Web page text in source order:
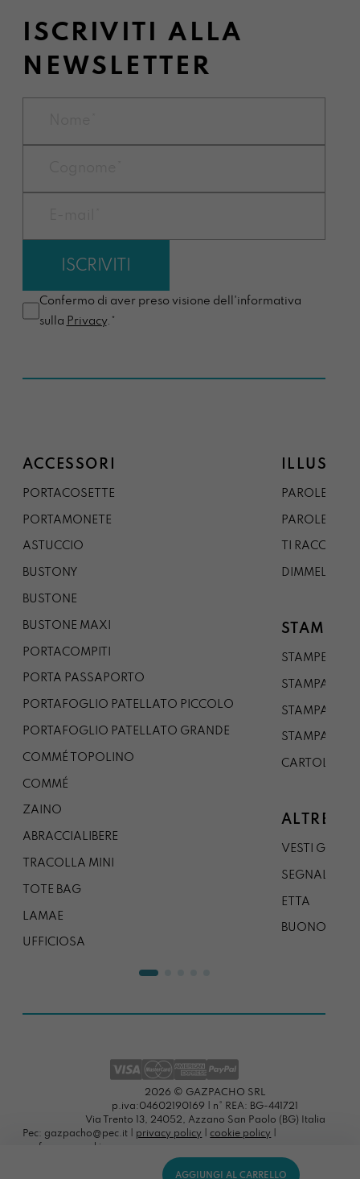
AGGIUNGI AL CARRELLO
ISCRIVITI ALLA
NEWSLETTER
Confermo di aver preso visione dell'informativa
sulla Privacy.*
ACCESSORI
PORTACOSETTE
PORTAMONETE
ASTUCCIO
BUSTONY
BUSTONE
BUSTONE MAXI
PORTACOMPITI
PORTA PASSAPORTO
PORTAFOGLIO PATELLATO PICCOLO
PORTAFOGLIO PATELLATO GRANDE
COMMÉ TOPOLINO
COMMÉ
ZAINO
ABRACCIALIBERE
TRACOLLA MINI
TOTE BAG
LAMAE
UFFICIOSA
PAROLE DAL
PAROLE DA
TI
DIMMELO
STAMPE
STAMPE A5
STAMPA A3
STAMPA A1
STAMPA A0
CARTOLINA
ALTRE
VESTI
SEGNALIBRO
ETTA
BUONO
2026 © GAZPACHO SRL
p.iva:04602190169 | n° REA: BG-441721
Via Trento 13, 24052, Azzano San Paolo (BG) Italia
Pec: gazpacho@pec.it | privacy policy cookie policy
preferenze cookies